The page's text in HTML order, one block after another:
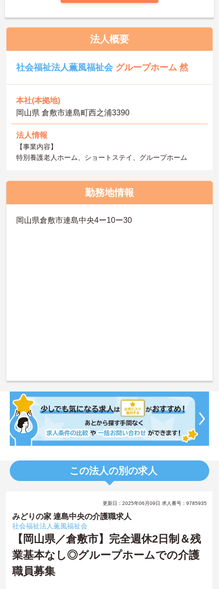
法人概要
社会福祉法人薫風福祉会 グループホーム 然
本社(本拠地)
岡山県 倉敷市連島町西之浦3390
法人情報
【事業内容】
特別養護老人ホーム、ショートステイ、グループホーム
勤務地情報
岡山県倉敷市連島中央4ー10ー30
この法人の別の求人
更新日：2025年06月09日 求人番号：9785935
みどりの家 連島中央の介護職求人
社会福祉法人薫風福祉会
【岡山県／倉敷市】完全週休2日制＆残
業基本なし◎グループホームでの介護
職員募集